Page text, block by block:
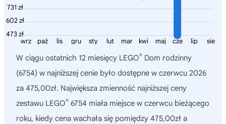
731 zł
602 zł
473 zł
sie
lip
cze
maj
kwi
mar
lut
sty
gru
lis
paź
wrz
W ciągu ostatnich 12 miesięcy LEGO® Dom rodzinny
(6754) w najniższej cenie było dostępne w czerwcu 2026
za 475,00zł. Największa zmienność najniższej ceny
zestawu LEGO® 6754 miała miejsce w czerwcu bieżącego
roku, kiedy cena wachała się pomiędzy 475,00zł a